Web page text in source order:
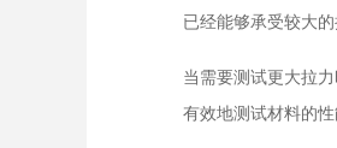
已经能够承受较大
当需要测试更大拉
有效地测试材料的性